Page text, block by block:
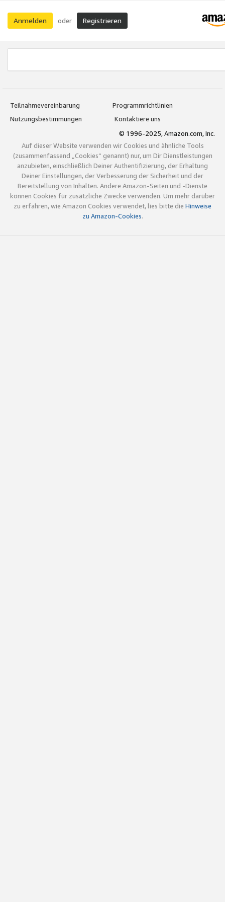
Anmelden oder Registrieren
Teilnahmevereinbarung
Programmrichtlinien
Nutzungsbestimmungen
Kontaktiere uns
© 1996-2025, Amazon.com, Inc.
Auf dieser Website verwenden wir Cookies und ähnliche Tools
(zusammenfassend „Cookies“ genannt) nur, um Dir Dienstleistungen
anzubieten, einschließlich Deiner Authentifizierung, der Erhaltung
Deiner Einstellungen, der Verbesserung der Sicherheit und der
Bereitstellung von Inhalten. Andere Amazon-Seiten und -Dienste
können Cookies für zusätzliche Zwecke verwenden. Um mehr darüber
zu erfahren, wie Amazon Cookies verwendet, lies bitte die Hinweise
zu Amazon-Cookies.